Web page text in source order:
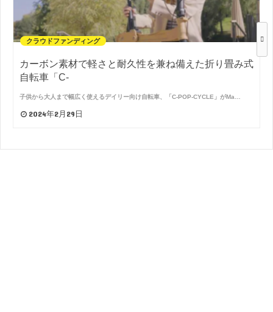
クラウドファンディング
カーボン素材で軽さと耐久性を兼ね備えた折り畳み式
自転車「C-
子供から大人まで幅広く使えるデイリー向け自転車、「C-POP-CYCLE」がMa…
2024年2月29日